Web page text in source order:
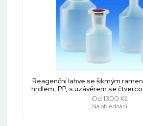
Reagenční lahve se šikmým
hrdlem, PP, s uzávěrem se
Od 1300 Kč
Na objednání